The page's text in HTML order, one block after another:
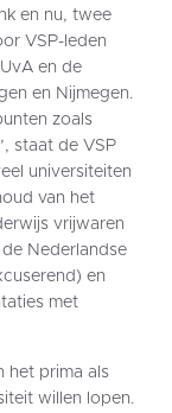
en nu, twee
VSP-leden
en de
en Nijmegen.
zoals
staat de VSP
universiteiten
van het
vrijwaren
Nederlandse
en
met
het prima als
willen lopen.